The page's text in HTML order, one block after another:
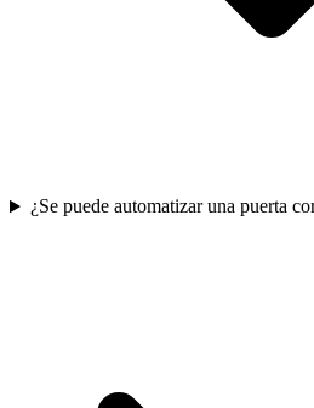
¿Se puede automatizar una puerta